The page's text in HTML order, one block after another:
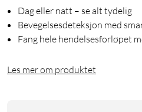
Dag eller natt – se alt tydelig
Bevegelsesdeteksjon med
Fang hele hendelsesforløpet
Les mer om produktet